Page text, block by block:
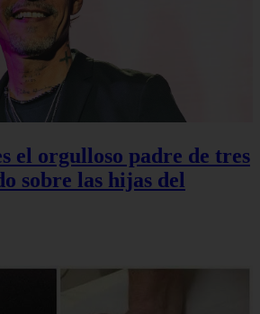
el orgulloso padre de tres
sobre las hijas del